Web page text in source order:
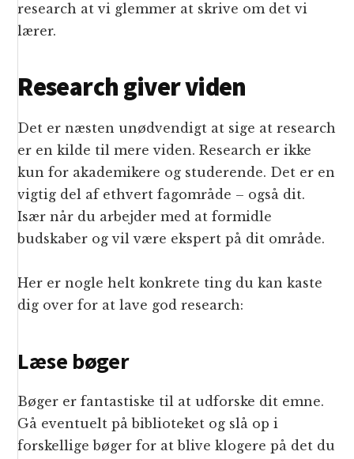
research at vi glemmer at skrive om det vi
lærer.
Research giver viden
Det er næsten unødvendigt at sige at research
er en kilde til mere viden. Research er ikke
kun for akademikere og studerende. Det er en
vigtig del af ethvert fagområde – også dit.
Især når du arbejder med at formidle
budskaber og vil være ekspert på dit område.
Her er nogle helt konkrete ting du kan kaste
dig over for at lave god research:
Læse bøger
Bøger er fantastiske til at udforske dit emne.
Gå eventuelt på biblioteket og slå op i
forskellige bøger for at blive klogere på det du